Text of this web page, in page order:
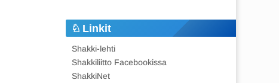
Linkit
Shakki-lehti
Shakkiliitto Facebookissa
ShakkiNet